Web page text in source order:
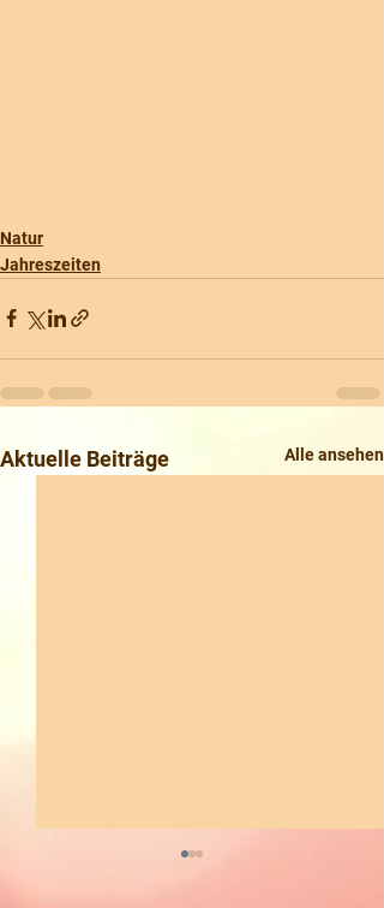
Natur
Jahreszeiten
Aktuelle Beiträge Alle ansehen